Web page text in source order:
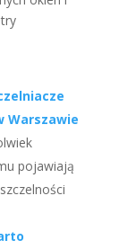
Warszawie
pojawiają